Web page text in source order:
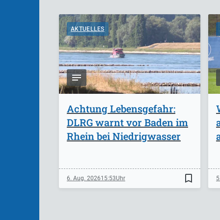
AKTUELLES
Achtung Lebensgefahr:
DLRG warnt vor Baden im
Rhein bei Niedrigwasser
6. Aug. 202615:53 bookmark_border